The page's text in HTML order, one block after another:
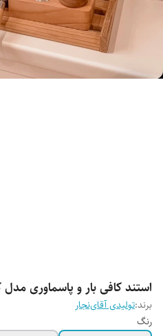
استند کافی بار و پاسماوری
برند:تولیدی آقای‌نجار
رنگ